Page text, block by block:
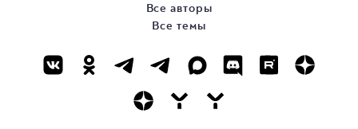
Все авторы
Все темы